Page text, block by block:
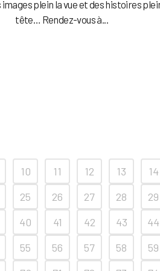
plein la vue et des histoires
tête… Rendez-vous à...
10 11 12 13
14
25 26 27 28
29
40 41 42 43
44
55 56 57 58
59